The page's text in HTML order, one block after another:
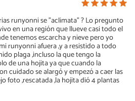
runyonni se "aclimata" ? Lo pregunto
en una región que llueve casi todo el
tenemos escarcha y nieve pero yo
runyonni afuera ,y a resistido a todo
plaga ,incluso la que tengo la
de una hojita ya que cuando la
cuidado se alargó y empezó a caer las
foto ,rescatada ,la hojita dió 4 plantas